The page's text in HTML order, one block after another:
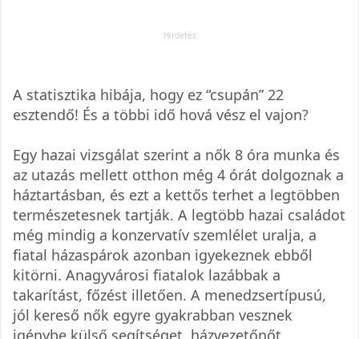
A statisztika hibája, hogy ez “csupán” 22
esztendő! És a többi idő hová vész el vajon?
Egy hazai vizsgálat szerint a nők 8 óra munka és
az utazás mellett otthon még 4 órát dolgoznak a
háztartásban, és ezt a kettős terhet a legtöbben
természetesnek tartják. A legtöbb hazai családot
még mindig a konzervatív szemlélet uralja, a
fiatal házaspárok azonban igyekeznek ebből
kitörni. Anagyvárosi fiatalok lazábbak a
takarítást, főzést illetően. A menedzsertípusú,
jól kereső nők egyre gyakrabban vesznek
igénybe külső segítséget, házvezetőnőt,